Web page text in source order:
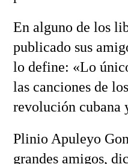
En alguno de los
publicado sus
lo define: «Lo
las canciones de
revolución cubana
Plinio Apuleyo
grandes amigos,